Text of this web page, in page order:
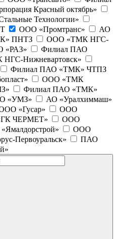
Красный октябрь»
Технологии»
ООО «Промтранс»
АО
ПНТЗ
ООО «ТМК НГС-
«РАЗ»
Филиал ПАО
Нижневартовск»
Филиал ПАО «ТМК» ЧТПЗ
ООО «ТМК
Филиал ПАО «ТМК»
«УМЗ»
АО «Уралхиммаш»
«Гусар»
ООО
ЧЕРМЕТ»
ООО
ООО
Первоуральск»
ПАО